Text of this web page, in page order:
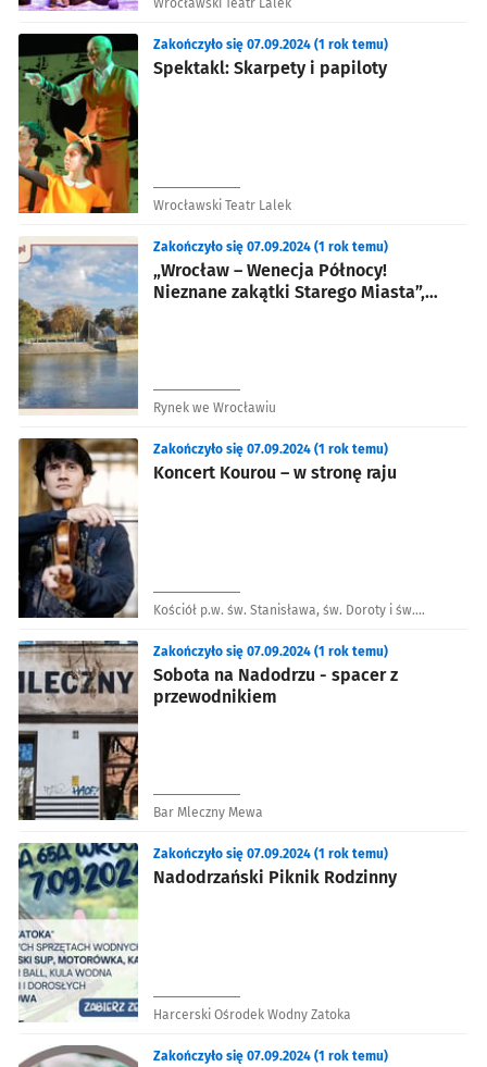
Spektakl: Skarpety i papiloty
Zakończyło się 07.09.2024 (1 rok temu)
Wrocławski Teatr Lalek
„Wrocław – Wenecja Północy!
Nieznane zakątki Starego Miasta”,
Zakończyło się 07.09.2024 (1 rok temu)
Rynek we Wrocławiu
Koncert Kourou – w stronę raju
Zakończyło się 07.09.2024 (1 rok temu)
Kościół p.w. św. Stanisława, św. Doroty i św.
Sobota na Nadodrzu - spacer z
przewodnikiem
Zakończyło się 07.09.2024 (1 rok temu)
Bar Mleczny Mewa
Nadodrzański Piknik Rodzinny
Zakończyło się 07.09.2024 (1 rok temu)
Harcerski Ośrodek Wodny Zatoka
Zakończyło się 07.09.2024 (1 rok temu)